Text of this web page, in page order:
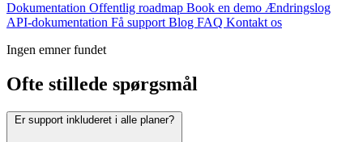
Dokumentation Offentlig roadmap Book en demo Ændringslog
API-dokumentation Få support Blog FAQ Kontakt os
Ingen emner fundet
Ofte stillede spørgsmål
Er support inkluderet i alle planer?